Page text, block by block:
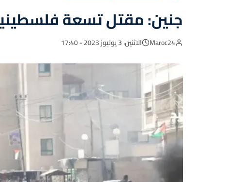
جنين: مقتل تسعة
Maroc24 الاثنين، 3 يوليوز 2023 - 17:40